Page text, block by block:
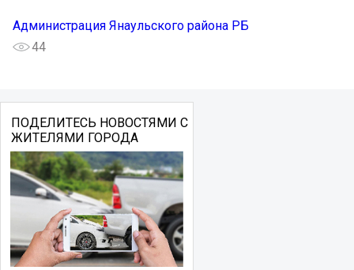
Администрация Янаульского района РБ
44
ПОДЕЛИТЕСЬ НОВОСТЯМИ С
ЖИТЕЛЯМИ ГОРОДА